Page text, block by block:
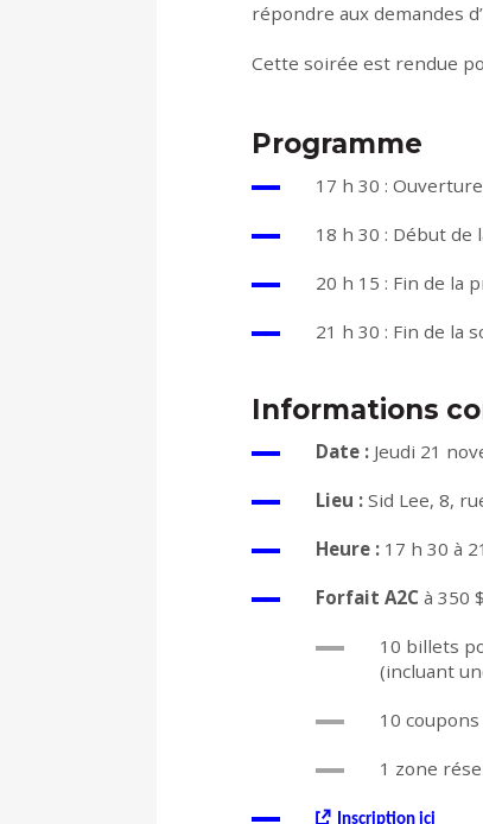
répondre aux demandes
Cette soirée est rendue
Programme
17 h 30 :
18 h 30 : Début de
20 h 15 : Fin de la
21 h 30 : Fin de la
Informations
Date : Jeudi 21
Lieu : Sid Lee, 8,
Heure : 17 h 30 à
Forfait A2C à 350
10 billets
(incluant
10
1 zone
Inscription ici